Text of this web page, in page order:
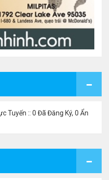
Tuyến :: 0 Đã Đăng Ký, 0 Ẩn